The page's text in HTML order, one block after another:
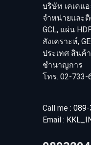
บริษัท เคเคแ
จำหน่ายและ
GCL, แผ่น
สังเคราะห์,
ประเทศ สินค้
ชำนาญการ
โทร. 02-733-
Call me : 089-
Email :